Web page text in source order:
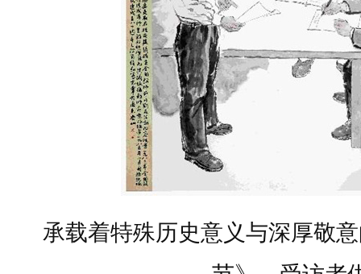
承载着特殊历史意义与深厚敬